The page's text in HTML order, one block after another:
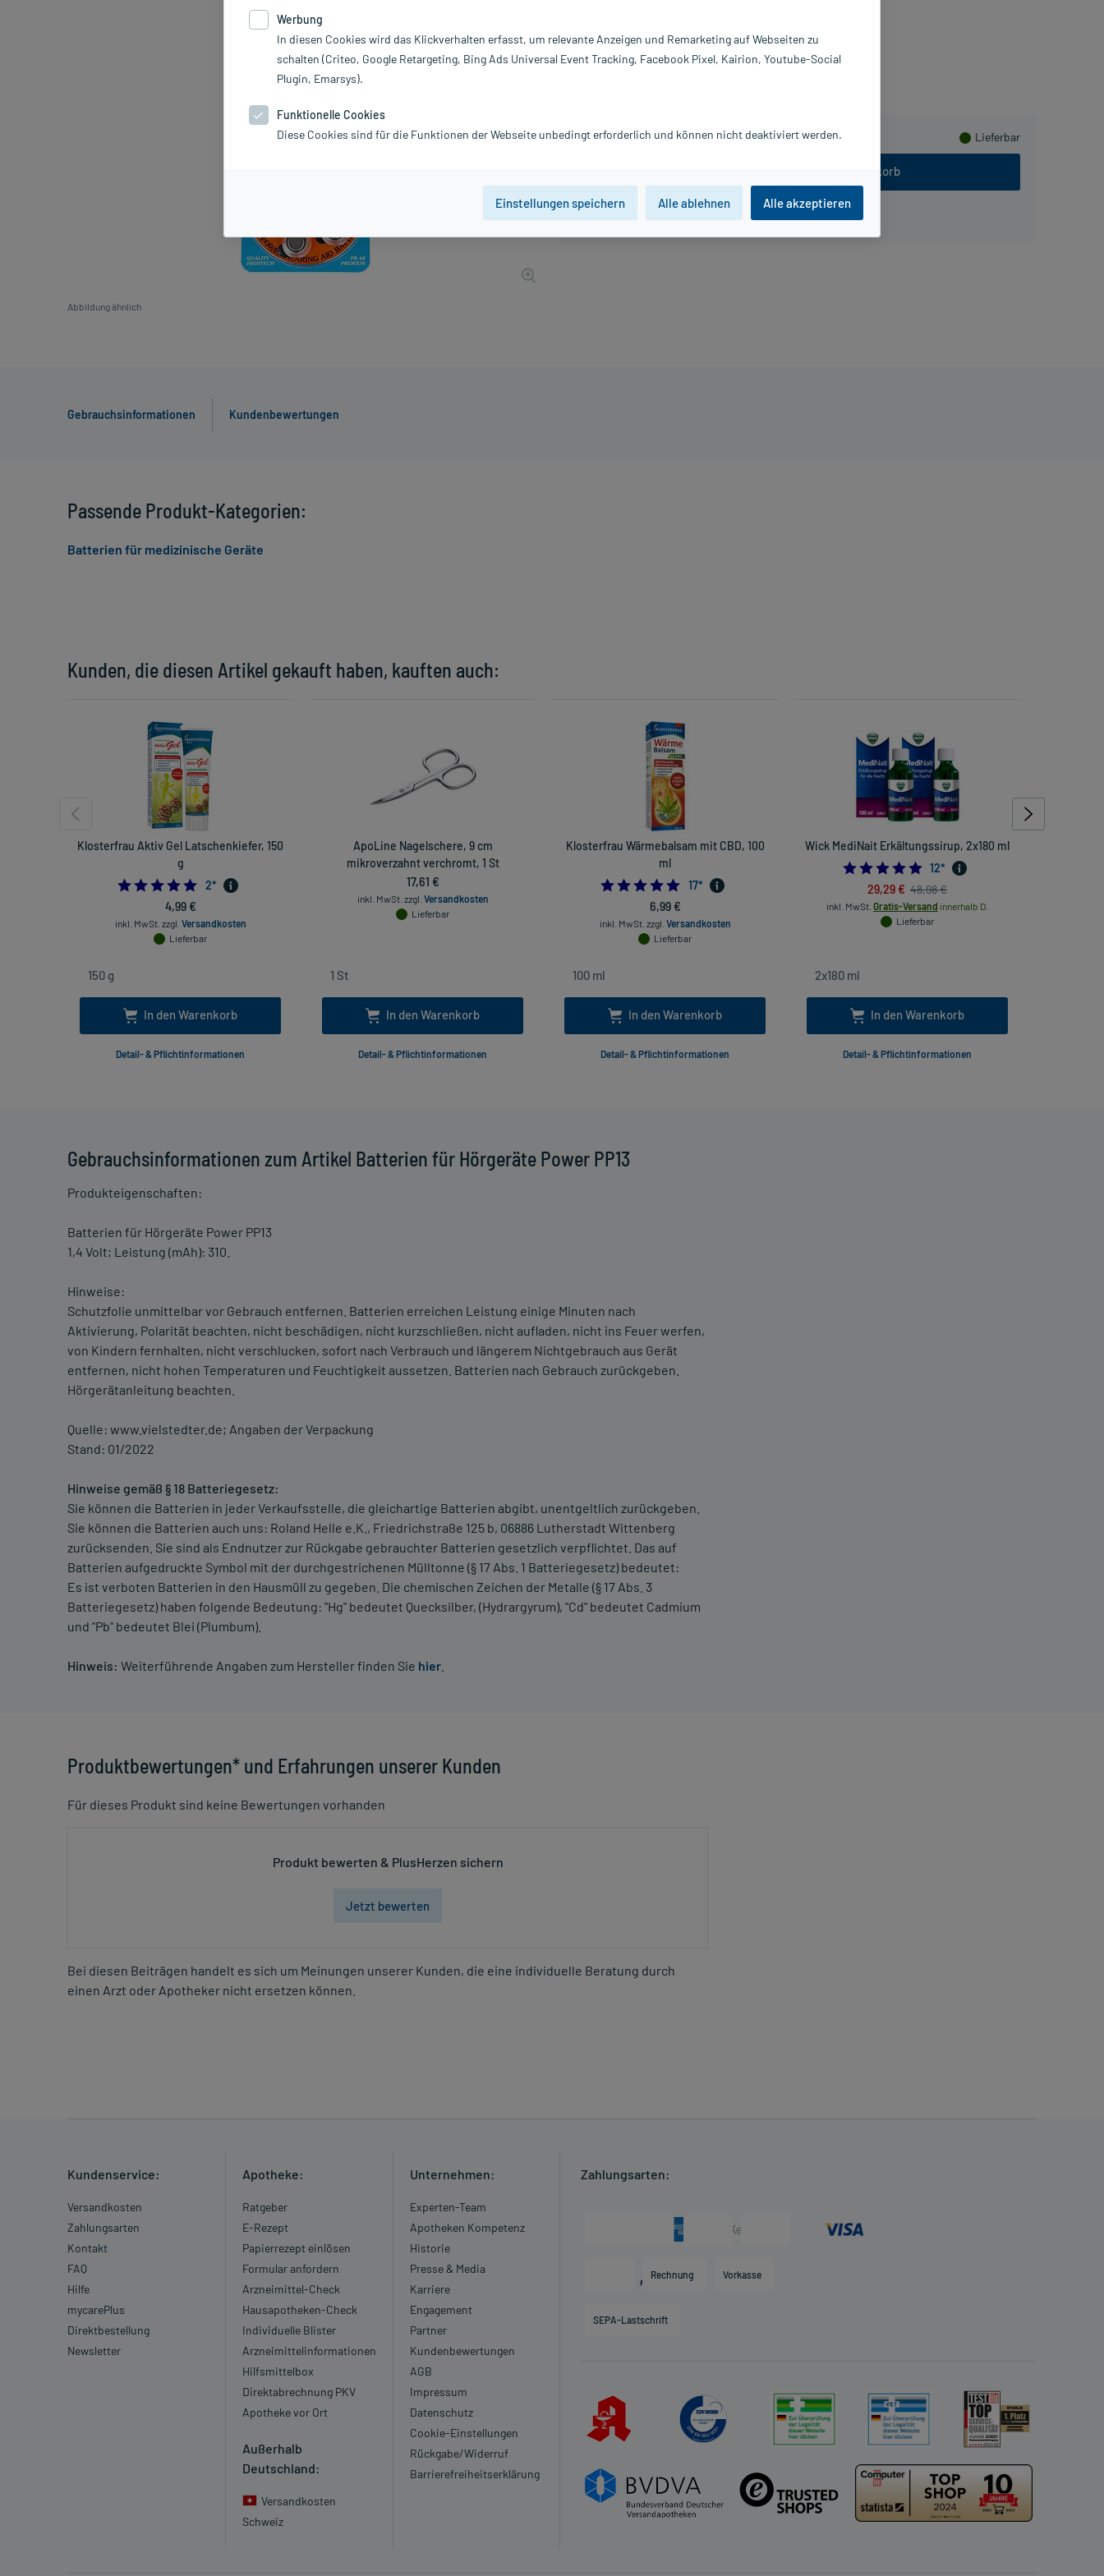
Abbildung ähnlich
4,13 €
Lieferbar
In den Warenkorb
Gebrauchsinformationen Kundenbewertungen
Gebrauchsinformationen zum Artikel Batterien für Hörgeräte Power PP13
Produkteigenschaften:
Batterien für Hörgeräte Power PP13
1,4 Volt; Leistung (mAh): 310.
Hinweise:
Schutzfolie unmittelbar vor Gebrauch entfernen. Batterien erreichen Leistung einige Minuten nach
Aktivierung, Polarität beachten, nicht beschädigen, nicht kurzschließen, nicht aufladen, nicht ins Feuer werfen,
von Kindern fernhalten, nicht verschlucken, sofort nach Verbrauch und längerem Nichtgebrauch aus Gerät
entfernen, nicht hohen Temperaturen und Feuchtigkeit aussetzen. Batterien nach Gebrauch zurückgeben.
Hörgerätanleitung beachten.
Quelle: www.vielstedter.de; Angaben der Verpackung
Stand: 01/2022
Hinweise gemäß § 18 Batteriegesetz:
Sie können die Batterien in jeder Verkaufsstelle, die gleichartige Batterien abgibt, unentgeltlich zurückgeben.
Sie können die Batterien auch uns: Roland Helle e.K., Friedrichstraße 125 b, 06886 Lutherstadt Wittenberg
zurücksenden. Sie sind als Endnutzer zur Rückgabe gebrauchter Batterien gesetzlich verpflichtet. Das auf
Batterien aufgedruckte Symbol mit der durchgestrichenen Mülltonne (§ 17 Abs. 1 Batteriegesetz) bedeutet:
Es ist verboten Batterien in den Hausmüll zu gegeben. Die chemischen Zeichen der Metalle (§ 17 Abs. 3
Batteriegesetz) haben folgende Bedeutung: "Hg" bedeutet Quecksilber, (Hydrargyrum), "Cd" bedeutet Cadmium
und "Pb" bedeutet Blei (Plumbum).
Hinweis: Weiterführende Angaben zum Hersteller finden Sie hier
Produktbewertungen* und Erfahrungen unserer Kunden
Für dieses Produkt sind keine Bewertungen vorhanden
Produkt bewerten & PlusHerzen sichern
Jetzt bewerten
Bei diesen Beiträgen handelt es sich um Meinungen unserer Kunden, die eine individuelle Beratung durch
einen Arzt oder Apotheker nicht ersetzen können.
Kunden, die diesen Artikel gekauft haben, kauften auch:
Klosterfrau Aktiv Gel Latschenkiefer, 150
g
5.0
2*
4,99 €
inkl. MwSt. zzgl. Versandkosten
Lieferbar
In den Warenkorb
Detail- & Pflichtinformationen
ApoLine Nagelschere, 9 cm
mikroverzahnt verchromt, 1 St
17,61 €
inkl. MwSt. zzgl. Versandkosten
Lieferbar
In den Warenkorb
Detail- & Pflichtinformationen
Klosterfrau Wärmebalsam mit CBD, 100
ml
4.882352941176471
17*
6,99 €
inkl. MwSt. zzgl. Versandkosten
Lieferbar
In den Warenkorb
Detail- & Pflichtinformationen
Wick MediNait Erkältungssirup, 2x180 ml
4.916666666666667
12*
29,29 € 48,98 €
inkl. MwSt. Gratis-Versand innerhalb D.
Lieferbar
In den Warenkorb
Detail- & Pflichtinformationen
Passende Produkt-Kategorien:
Batterien für medizinische Geräte
Kundenservice:
Versandkosten
Zahlungsarten
Kontakt
FAQ
Hilfe
mycarePlus
Direktbestellung
Newsletter
Apotheke:
Ratgeber
E-Rezept
Papierrezept einlösen
Formular anfordern
Arzneimittel-Check
Hausapotheken-Check
Individuelle Blister
Arzneimittelinformationen
Hilfsmittelbox
Direktabrechnung PKV
Apotheke vor Ort
Außerhalb
Deutschland:
Versandkosten
Schweiz
Unternehmen:
Experten-Team
Apotheken Kompetenz
Historie
Presse & Media
Karriere
Engagement
Partner
Kundenbewertungen
AGB
Impressum
Datenschutz
Cookie-Einstellungen
Rückgabe/Widerruf
Barrierefreiheitserklärung
Zahlungsarten:
Rechnung Vorkasse
SEPA-Lastschrift
Werbung
In diesen Cookies wird das Klickverhalten erfasst, um relevante Anzeigen und Remarketing auf Webseiten zu
schalten (Criteo, Google Retargeting, Bing Ads Universal Event Tracking, Facebook Pixel, Kairion, Youtube-Social
Plugin, Emarsys).
Funktionelle Cookies
Diese Cookies sind für die Funktionen der Webseite unbedingt erforderlich und können nicht deaktiviert werden.
Einstellungen speichern Alle ablehnen Alle akzeptieren